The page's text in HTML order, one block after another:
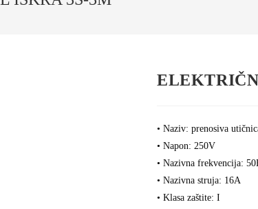
• Naziv: prenosiva
• Napon: 250V
• Nazivna frekvencija:
• Nazivna struja: 16A
• Klasa zaštite: I